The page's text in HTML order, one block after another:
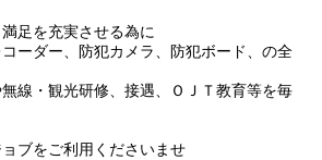
足を充実させる為に
ーダー、防犯カメラ、防犯ボード、の全
線・観光研修、接遇、ＯＪＴ教育等を毎
ブをご利用くださいませ